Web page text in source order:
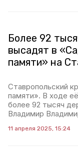
Более 92
высадят в
памяти» на
Ставропольский
памяти». В ходе
более 92 тысяч
Владимир
11 апреля 2025, 15:24